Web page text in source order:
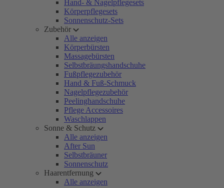
Hand- & Nagelpflegesets
Körperpflegesets
Sonnenschutz-Sets
Zubehör
Alle anzeigen
Körperbürsten
Massagebürsten
Selbstbräungshandschuhe
Fußpflegezubehör
Hand & Fuß-Schmuck
Nagelpflegezubehör
Peelinghandschuhe
Pflege Accessoires
Waschlappen
Sonne & Schutz
Alle anzeigen
After Sun
Selbstbräuner
Sonnenschutz
Haarentfernung
Alle anzeigen